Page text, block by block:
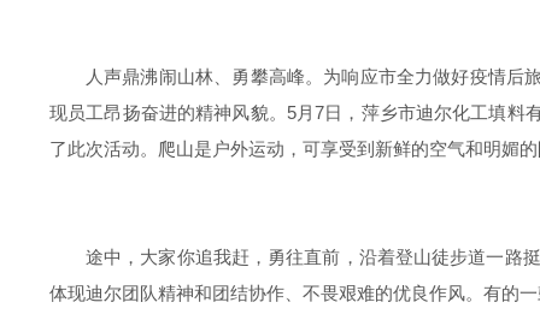
人声鼎沸闹山林、勇攀高峰。为响应市全力做好疫情后
现员工昂扬奋进的精神风貌。5月7日，萍乡市迪尔化工填料
了此次活动。爬山是户外运动，可享受到新鲜的空气和明媚
途中，大家你追我赶，勇往直前，沿着登山徒步道一路
体现迪尔团队精神和团结协作、不畏艰难的优良作风。有的